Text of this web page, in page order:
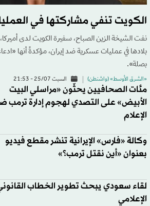
الكويت تنفي مشاركتها في
نفت الشيخة الزين الصباح، سفيرة الكويت لدى
بلادها في عمليات عسكرية ضد إيران، مؤكدةً أنها
بصلة».
«الشرق الأوسط» (واشنطن) السبت 25/07 - 21:53
مئات الصحافيين يحثّون «مراسلي البيت
الأبيض» على التصدي لهجوم إدارة ترمب
الإعلام
وكالة «فارس» الإيرانية تنشر مقطع فيديو
بعنوان «أين نقتل ترمب؟»
لقاء سعودي يبحث تطوير الخطاب
الإعلامي